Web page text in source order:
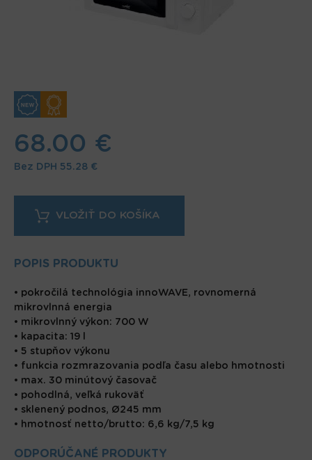
68.00 €
Bez DPH 55.28 €
POPIS PRODUKTU
• pokročilá technológia innoWAVE, rovnomerná
mikrovlnná energia
• mikrovlnný výkon: 700 W
• kapacita: 19 l
• 5 stupňov výkonu
• funkcia rozmrazovania podľa času alebo hmotnosti
• max. 30 minútový časovač
• pohodlná, veľká rukoväť
• sklenený podnos, Ø245 mm
• hmotnosť netto/brutto: 6,6 kg/7,5 kg
ODPORÚČANÉ PRODUKTY